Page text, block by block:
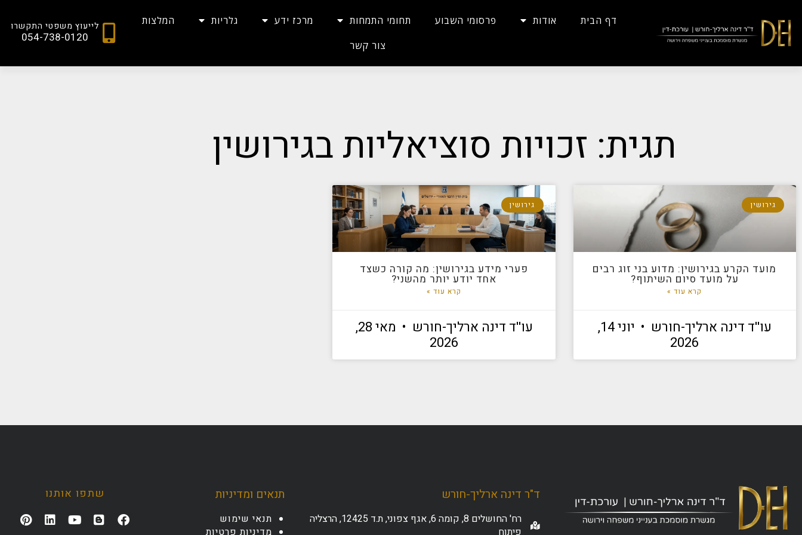
דף הבית אודות פרסומי השבוע תחומי התמחות מרכז ידע גלריות
המלצות
צור קשר
לייעוץ משפטי התקשרו
054-738-0120
תגית: זכויות סוציאליות בגירושין
גירושין
מועד הקרע בגירושין: מדוע בני זוג רבים
על מועד סיום השיתוף?
קרא עוד »
עו''ד דינה ארליך-חורש
יוני 14,
2026
גירושין
פערי מידע בגירושין: מה קורה כשצד
אחד יודע יותר מהשני?
קרא עוד »
עו''ד דינה ארליך-חורש
מאי 28,
2026
ד"ר דינה ארליך-חורש
רח' החושלים 8, קומה 6, אגף צפוני, ת.ד 12425, הרצליה
פיתוח
תנאים ומדיניות
תנאי שימוש
מדיניות פרטיות
שתפו אותנו